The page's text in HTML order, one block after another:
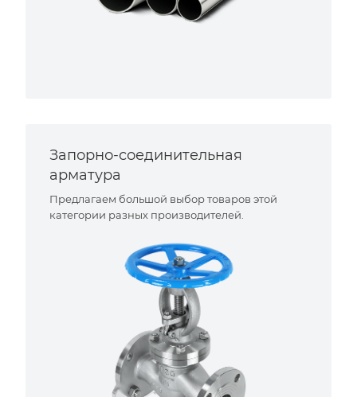
Запорно-соединительная
арматура
Предлагаем большой выбор товаров этой
категории разных производителей.